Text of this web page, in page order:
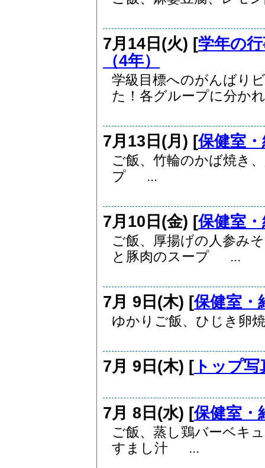
7月14日(火) [学年の
（4年）
学級目標へのがんばり
た！各グループに分か
7月13日(月) [保健室
ご飯、竹輪のかば焼き
プ ...
7月10日(金) [保健室
ご飯、厚揚げの人参み
と豚肉のスープ ...
7月 9日(木) [保健室・
ゆかりご飯、ひじき卵
7月 9日(木) [ トップ写
7月 8日(水) [保健室・
ご飯、蒸し鶏バーベキ
すまし汁 ...